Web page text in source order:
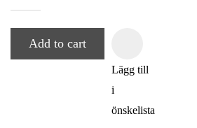
Add to cart
Lägg till
i
önskelista